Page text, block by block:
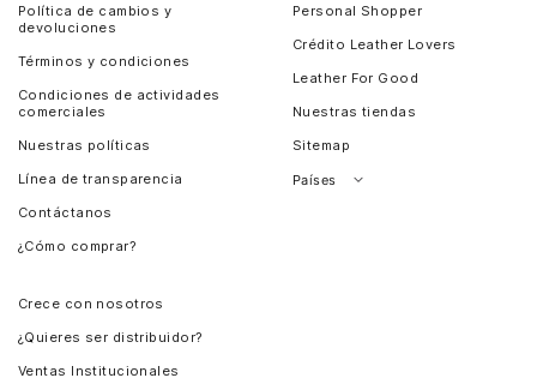
Política de cambios y
devoluciones
Términos y condiciones
Condiciones de actividades
comerciales
Nuestras políticas
Línea de transparencia
Contáctanos
¿Cómo comprar?
Personal Shopper
Crédito Leather Lovers
Leather For Good
Nuestras tiendas
Sitemap
Países
Crece con nosotros
¿Quieres ser distribuidor?
Ventas Institucionales